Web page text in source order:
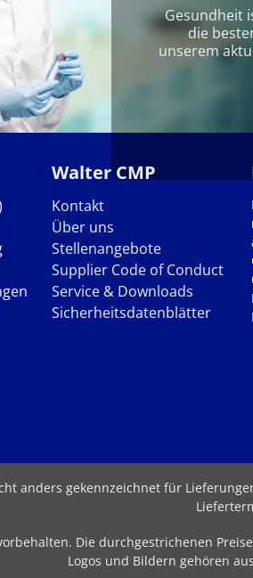
Gesundheit
die
unserem
Walter CMP
Kontakt
Über uns
Stellenangebote
Supplier Code of Conduct
Service & Downloads
Sicherheitsdatenblätter
anders gekennzeichnet für
Die durchgestrichenen
Logos und Bildern gehören